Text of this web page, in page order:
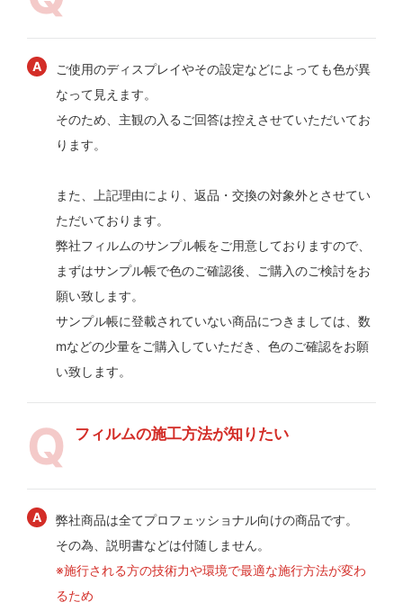
ご使用のディスプレイやその設定などによっても色が異
なって見えます。
そのため、主観の入るご回答は控えさせていただいてお
ります。
また、上記理由により、返品・交換の対象外とさせてい
ただいております。
弊社フィルムのサンプル帳をご用意しておりますので、
まずはサンプル帳で色のご確認後、ご購入のご検討をお
願い致します。
サンプル帳に登載されていない商品につきましては、数
mなどの少量をご購入していただき、色のご確認をお願
い致します。
フィルムの施工方法が知りたい
弊社商品は全てプロフェッショナル向けの商品です。
その為、説明書などは付随しません。
※施行される方の技術力や環境で最適な施行方法が変わ
るため